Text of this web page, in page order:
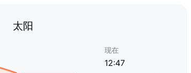
太阳
现在
12:47